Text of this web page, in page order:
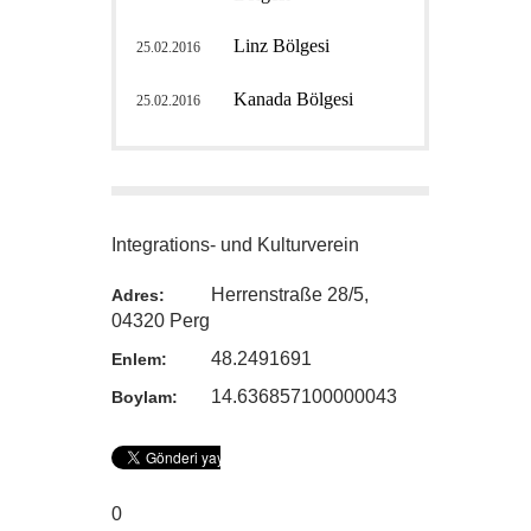
25.02.2016 Linz Bölgesi
25.02.2016 Kanada Bölgesi
Integrations- und Kulturverein
Adres:
Herrenstraße 28/5,
04320 Perg
Enlem: 48.2491691
Boylam: 14.636857100000043
0